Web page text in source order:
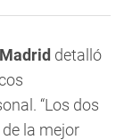
detalló
“Los dos
la mejor